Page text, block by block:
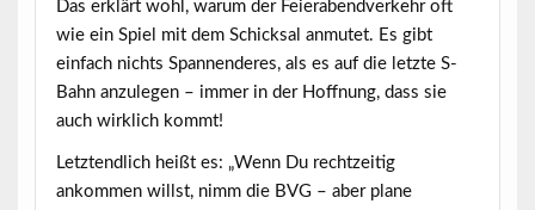
Das erklärt wohl, warum der Feierabendverkehr oft
wie ein Spiel mit dem Schicksal anmutet. Es gibt
einfach nichts Spannenderes, als es auf die letzte S-
Bahn anzulegen – immer in der Hoffnung, dass sie
auch wirklich kommt!
Letztendlich heißt es: „Wenn Du rechtzeitig
ankommen willst, nimm die BVG – aber plane